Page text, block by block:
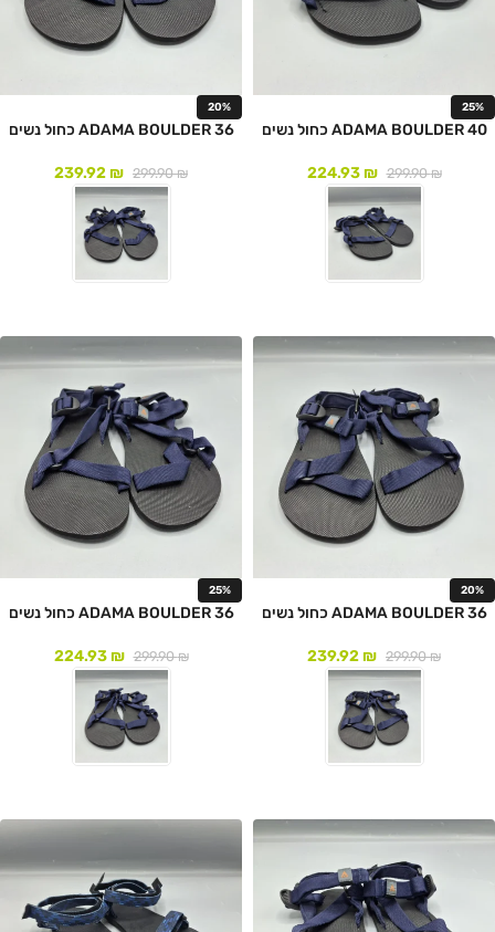
25%
ADAMA BOULDER 40 כחול נשים
299.90₪
224.93₪
20%
ADAMA BOULDER 36 כחול נשים
299.90₪
239.92₪
20%
ADAMA BOULDER 36 כחול נשים
299.90₪
239.92₪
25%
ADAMA BOULDER 36 כחול נשים
299.90₪
224.93₪